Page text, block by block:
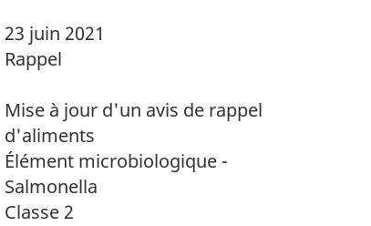
23 juin 2021
Rappel
Mise à jour d'un avis de rappel
d'aliments
Élément microbiologique -
Salmonella
Classe 2